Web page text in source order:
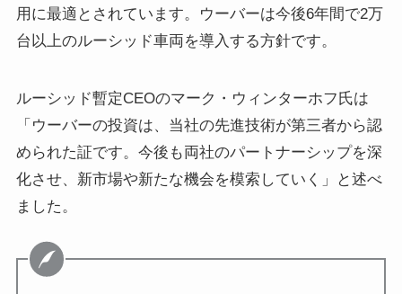
用に最適とされています。ウーバーは今後6年間で2万
台以上のルーシッド車両を導入する方針です。
ルーシッド暫定CEOのマーク・ウィンターホフ氏は
「ウーバーの投資は、当社の先進技術が第三者から認
められた証です。今後も両社のパートナーシップを深
化させ、新市場や新たな機会を模索していく」と述べ
ました。